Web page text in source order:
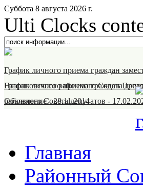
Суббота 8 августа 2026 г.
Ulti Clocks
График личного приема граждан
Назрановского районного Совета
График личного приема граждан
районного Совета депутатов -
Объявление-28.11.2014
Главная
Районный